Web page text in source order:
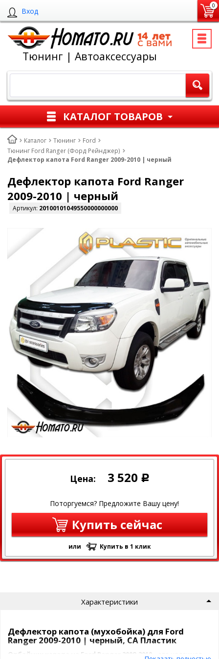
Вход
0
Тюнинг | Автоаксессуары
КАТАЛОГ ТОВАРОВ
Каталог Тюнинг
Ford
Тюнинг Ford Ranger (Форд Рейнджер)
Дефлектор капота Ford Ranger 2009-2010 | черный
Дефлектор капота Ford Ranger
2009-2010 | черный
Артикул: 20100101049550000000000
Цена: 3 520 Р
Поторгуемся? Предложите Вашу цену!
Купить сейчас
или Купить в 1 клик
Характеристики
Дефлектор капота (мухобойка) для Ford
Ranger 2009-2010 | черный, СА Пластик
Отбойник капота на Ford Ranger 2009-2010